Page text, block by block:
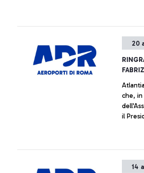
ferme
attuali
CIR. Il
20
che,
il
14